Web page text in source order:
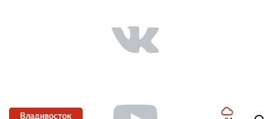
Владивосток